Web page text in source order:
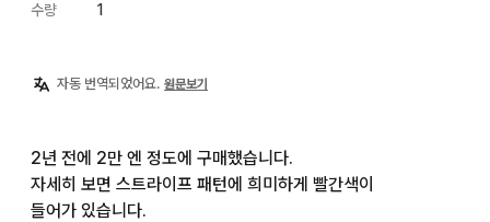
수량
1
자동 번역되었어요. 원문보기
2년 전에 2만 엔 정도에 구매했습니다.
자세히 보면 스트라이프 패턴에 희미하게 빨간색이
들어가 있습니다.